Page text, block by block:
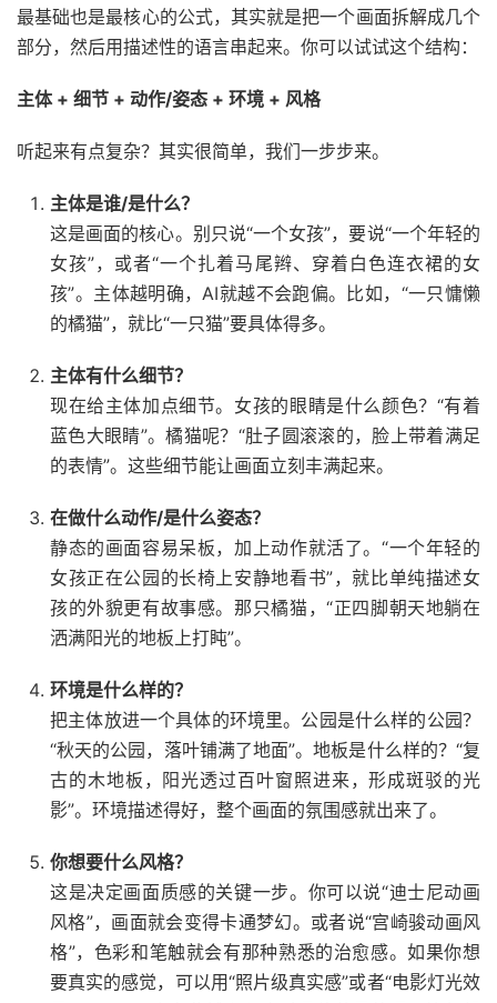
最基础也是最核心的公式，其实就是把一个画面拆解成几个
部分，然后用描述性的语言串起来。你可以试试这个结构：
主体 + 细节 + 动作/姿态 + 环境 + 风格
听起来有点复杂？其实很简单，我们一步步来。
主体是谁/是什么？
这是画面的核心。别只说“一个女孩”，要说“一个年轻的
女孩”，或者“一个扎着马尾辫、穿着白色连衣裙的女
孩”。主体越明确，AI就越不会跑偏。比如，“一只慵懒
的橘猫”，就比“一只猫”要具体得多。
主体有什么细节？
现在给主体加点细节。女孩的眼睛是什么颜色？“有着
蓝色大眼睛”。橘猫呢？“肚子圆滚滚的，脸上带着满足
的表情”。这些细节能让画面立刻丰满起来。
在做什么动作/是什么姿态？
静态的画面容易呆板，加上动作就活了。“一个年轻的
女孩正在公园的长椅上安静地看书”，就比单纯描述女
孩的外貌更有故事感。那只橘猫，“正四脚朝天地躺在
洒满阳光的地板上打盹”。
环境是什么样的？
把主体放进一个具体的环境里。公园是什么样的公园？
“秋天的公园，落叶铺满了地面”。地板是什么样的？“复
古的木地板，阳光透过百叶窗照进来，形成斑驳的光
影”。环境描述得好，整个画面的氛围感就出来了。
你想要什么风格？
这是决定画面质感的关键一步。你可以说“迪士尼动画
风格”，画面就会变得卡通梦幻。或者说“宫崎骏动画风
格”，色彩和笔触就会有那种熟悉的治愈感。如果你想
要真实的感觉，可以用“照片级真实感”或者“电影灯光效